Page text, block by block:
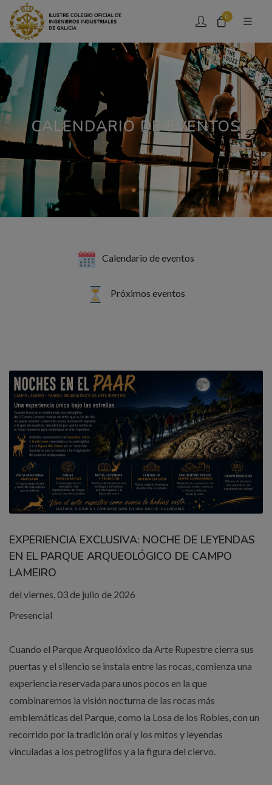
0
CALENDARIO DE EVENTOS
Calendario de eventos
Próximos eventos
EXPERIENCIA EXCLUSIVA: NOCHE DE LEYENDAS
EN EL PARQUE ARQUEOLÓGICO DE CAMPO
LAMEIRO
del viernes, 03 de julio de 2026
Presencial
Cuando el Parque Arqueolóxico da Arte Rupestre cierra sus
puertas y el silencio se instala entre las rocas, comienza una
experiencia reservada para unos pocos en la que
combinaremos la visión nocturna de las rocas más
emblemáticas del Parque, como la Losa de los Robles, con un
recorrido por la tradición oral y los mitos y leyendas
vinculadas a los petroglifos y a la figura del ciervo.